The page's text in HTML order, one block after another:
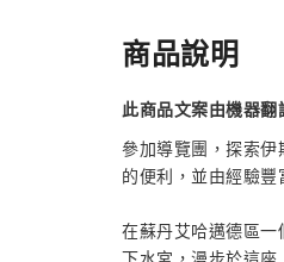
商品說明
此商品文案由機器翻
參加導覽團，探索伊
的便利，並由經驗豐
在蘇丹艾哈邁德區一